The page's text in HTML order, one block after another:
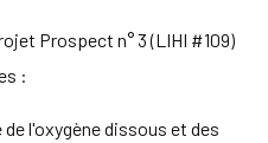
Prospect n° 3 (LIHI #109)
:
l'oxygène dissous et des